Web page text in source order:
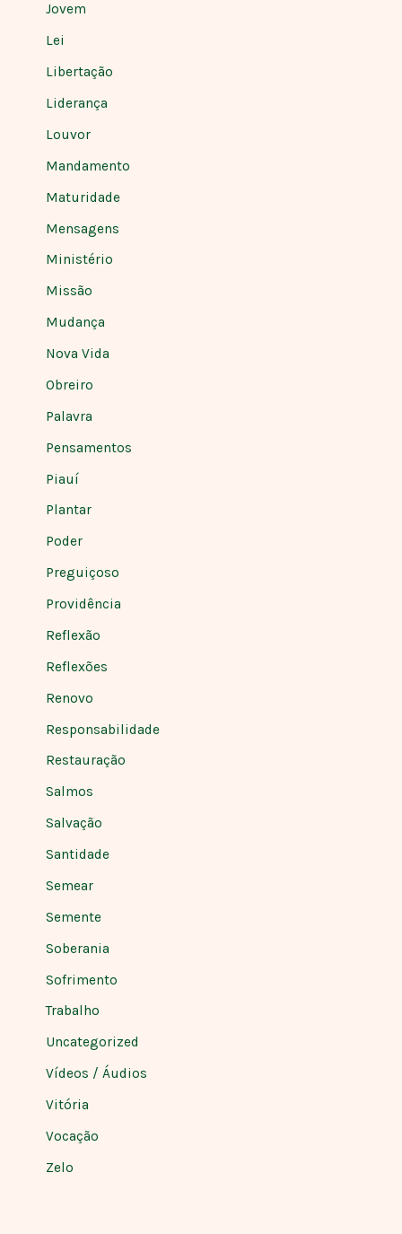
Jovem
Lei
Libertação
Liderança
Louvor
Mandamento
Maturidade
Mensagens
Ministério
Missão
Mudança
Nova Vida
Obreiro
Palavra
Pensamentos
Piauí
Plantar
Poder
Preguiçoso
Providência
Reflexão
Reflexões
Renovo
Responsabilidade
Restauração
Salmos
Salvação
Santidade
Semear
Semente
Soberania
Sofrimento
Trabalho
Uncategorized
Vídeos / Áudios
Vitória
Vocação
Zelo